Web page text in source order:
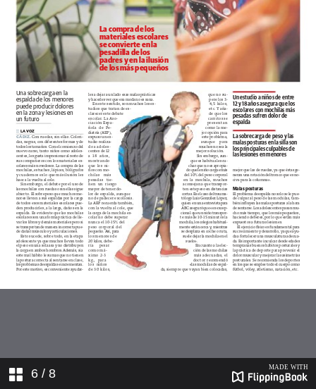
6 / 8
VOZ 09-09-2018-SUPLEMENTO
CADIZ--4
VOZ 09-09-2018-SUPLEMENTO
VOZ 09-09-2018-SUPLEMENTO
CADIZ--6
VOZ 09-09-2018-SUPLEMENTO
CADIZ--7
VOZ 09-09-2018-SUPLEMENTO
CADIZ--8